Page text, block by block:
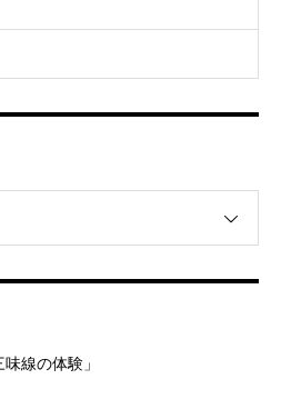
味線の体験」